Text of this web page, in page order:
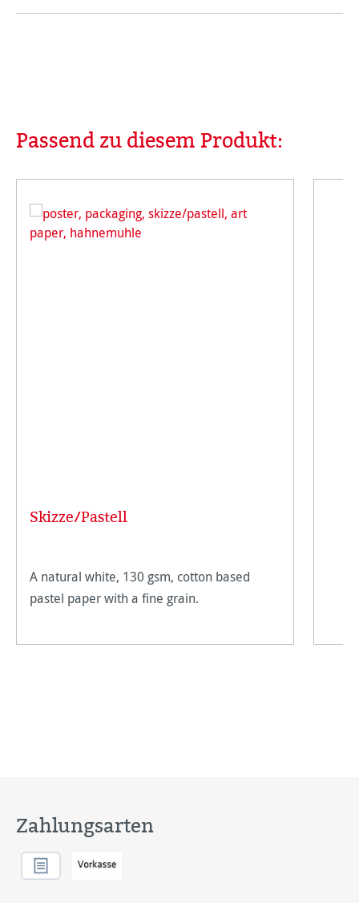
Produktgalerie überspringen
Passend zu diesem Produkt:
Skizze/Pastell
A natural white, 130 gsm, cotton based
pastel paper with a fine grain.
Zahlungsarten